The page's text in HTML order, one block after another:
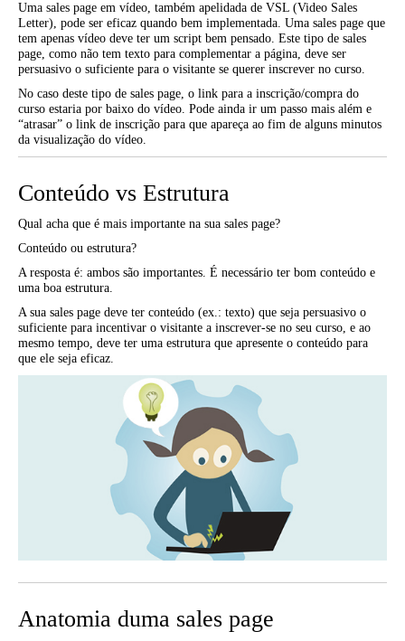
Uma sales page em vídeo, também apelidada de VSL (Video Sales
Letter), pode ser eficaz quando bem implementada. Uma sales page que
tem apenas vídeo deve ter um script bem pensado. Este tipo de sales
page, como não tem texto para complementar a página, deve ser
persuasivo o suficiente para o visitante se querer inscrever no curso.
No caso deste tipo de sales page, o link para a inscrição/compra do
curso estaria por baixo do vídeo. Pode ainda ir um passo mais além e
“atrasar” o link de inscrição para que apareça ao fim de alguns minutos
da visualização do vídeo.
Conteúdo vs Estrutura
Qual acha que é mais importante na sua sales page?
Conteúdo ou estrutura?
A resposta é: ambos são importantes. É necessário ter bom conteúdo e
uma boa estrutura.
A sua sales page deve ter conteúdo (ex.: texto) que seja persuasivo o
suficiente para incentivar o visitante a inscrever-se no seu curso, e ao
mesmo tempo, deve ter uma estrutura que apresente o conteúdo para
que ele seja eficaz.
Anatomia duma sales page